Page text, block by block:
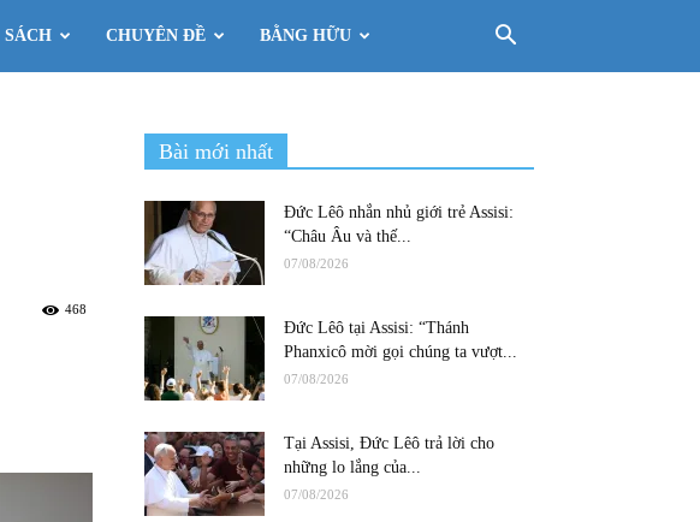
SÁCH CHUYÊN ĐỀ BẰNG HỮU
468
Bài mới nhất
Đức Lêô nhắn nhủ giới trẻ Assisi:
“Châu Âu và thế...
07/08/2026
Đức Lêô tại Assisi: “Thánh
Phanxicô mời gọi chúng ta vượt...
07/08/2026
Tại Assisi, Đức Lêô trả lời cho
những lo lắng của...
07/08/2026